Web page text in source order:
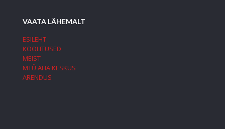
VAATA LÄHEMALT
ESILEHT
KOOLITUSED
MEIST
MTÜ AHA KESKUS
ARENDUS